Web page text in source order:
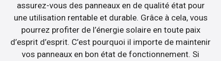
assurez-vous des panneaux en de qualité état pour
une utilisation rentable et durable. Grâce à cela, vous
pourrez profiter de l’énergie solaire en toute paix
d’esprit d’esprit. C’est pourquoi il importe de maintenir
vos panneaux en bon état de fonctionnement. Si